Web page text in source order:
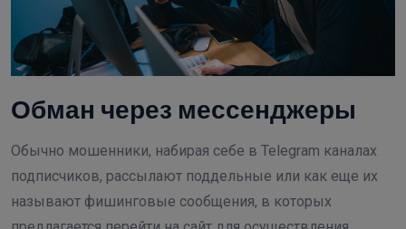
Обман через мессенджеры
Обычно мошенники, набирая себе в Telegram каналах
подписчиков, рассылают поддельные или как еще их
называют фишинговые сообщения, в которых